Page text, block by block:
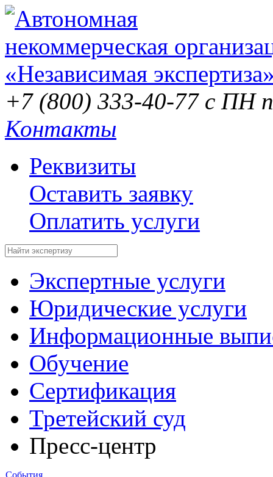
+7 (800) 333-40-77 с ПН
Контакты
Реквизиты
Оставить заявку
Оплатить услуги
Экспертные услуги
Юридические услуги
Информационные
Обучение
Сертификация
Третейский суд
Пресс-центр
События